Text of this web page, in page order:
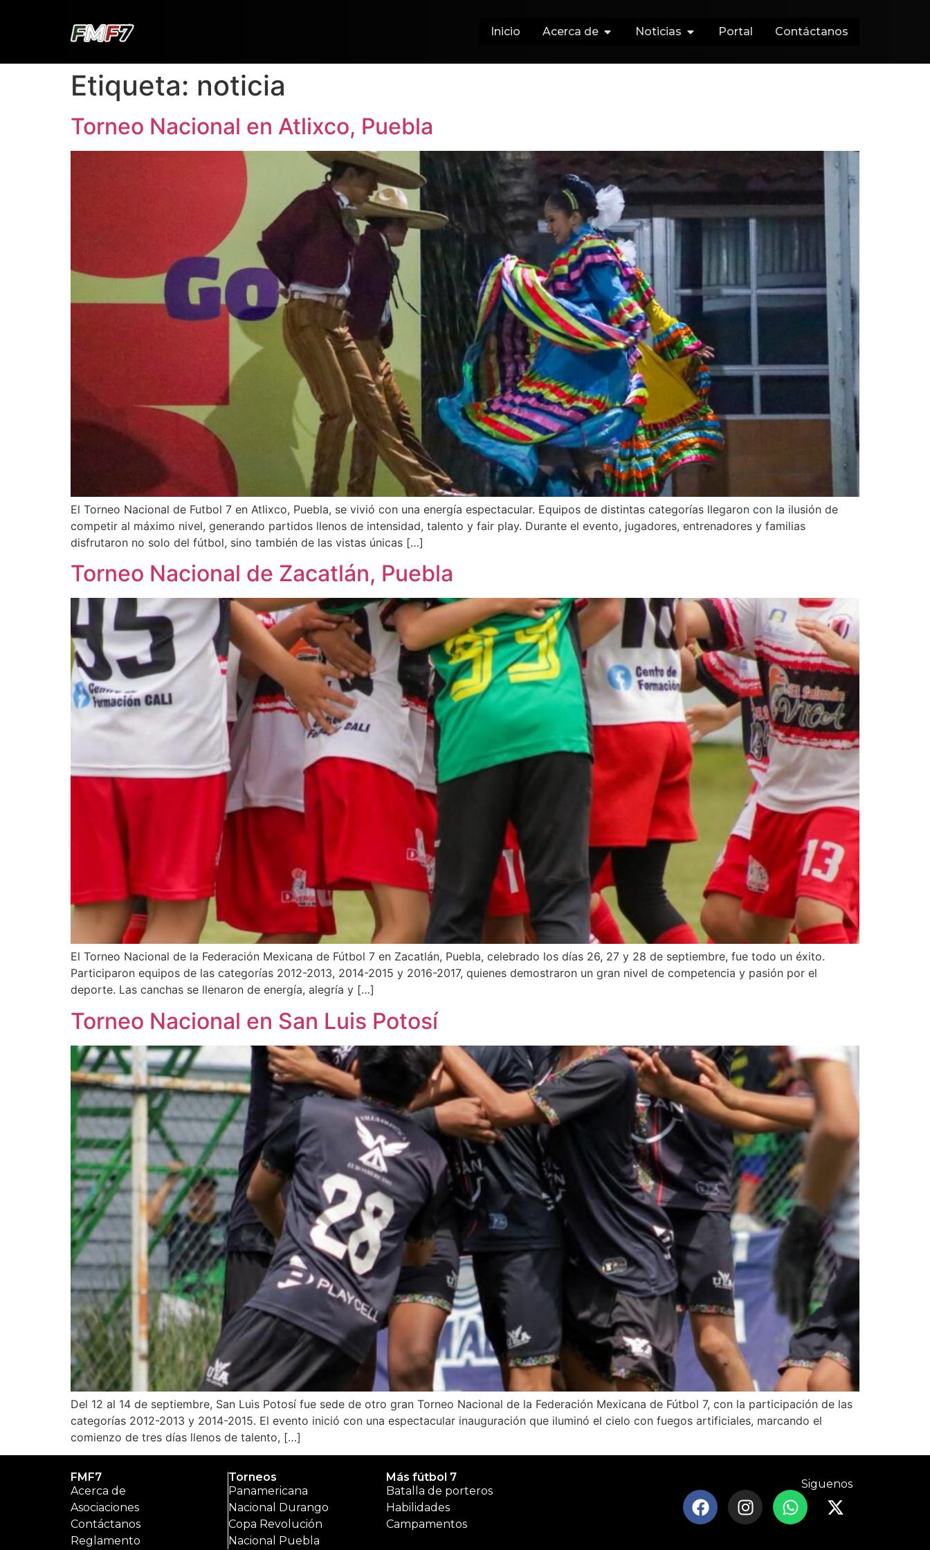
Inicio Acerca de Noticias Portal Contáctanos
Etiqueta: noticia
Torneo Nacional en Atlixco, Puebla
El Torneo Nacional de Futbol 7 en Atlixco, Puebla, se vivió con una energía espectacular. Equipos de distintas categorías llegaron con la ilusión de
competir al máximo nivel, generando partidos llenos de intensidad, talento y fair play. Durante el evento, jugadores, entrenadores y familias
disfrutaron no solo del fútbol, sino también de las vistas únicas […]
Torneo Nacional de Zacatlán, Puebla
El Torneo Nacional de la Federación Mexicana de Fútbol 7 en Zacatlán, Puebla, celebrado los días 26, 27 y 28 de septiembre, fue todo un éxito.
Participaron equipos de las categorías 2012-2013, 2014-2015 y 2016-2017, quienes demostraron un gran nivel de competencia y pasión por el
deporte. Las canchas se llenaron de energía, alegría y […]
Torneo Nacional en San Luis Potosí
Del 12 al 14 de septiembre, San Luis Potosí fue sede de otro gran Torneo Nacional de la Federación Mexicana de Fútbol 7, con la participación de las
categorías 2012-2013 y 2014-2015. El evento inició con una espectacular inauguración que iluminó el cielo con fuegos artificiales, marcando el
comienzo de tres días llenos de talento, […]
FMF7
Acerca de
Asociaciones
Contáctanos
Reglamento
Torneos
Panamericana
Nacional Durango
Copa Revolución
Nacional Puebla
Más fútbol 7
Batalla de porteros
Habilidades
Campamentos
Siguenos